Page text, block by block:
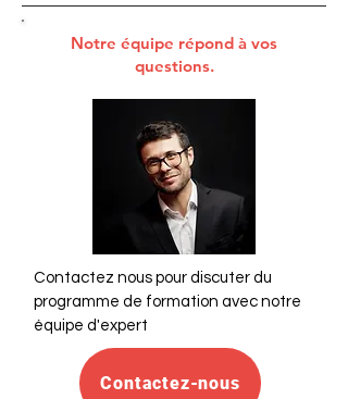
Notre équipe répond à vos
questions.
Contactez nous pour discuter du
programme de formation avec notre
équipe d'expert
Contactez-nous